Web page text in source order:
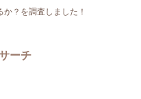
？を調査しました！
ーチ